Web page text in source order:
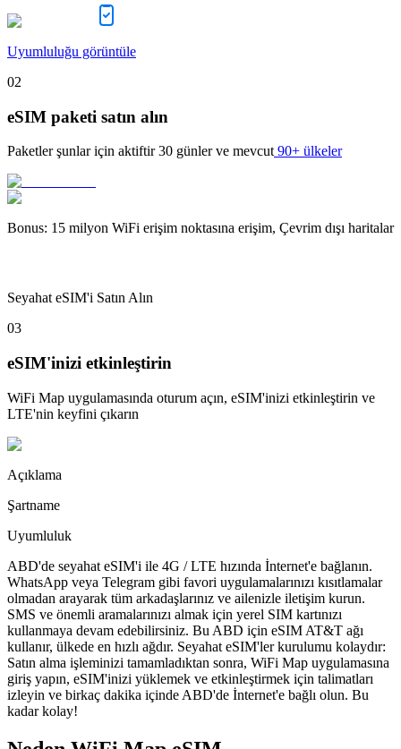
Uyumluluğu görüntüle
02
eSIM paketi satın alın
Paketler şunlar için aktiftir 30 günler ve mevcut 90+ ülkeler
Bonus: 15 milyon WiFi erişim noktasına erişim, Çevrim dışı haritalar
Seyahat eSIM'i Satın Alın
03
eSIM'inizi etkinleştirin
WiFi Map uygulamasında oturum açın, eSIM'inizi etkinleştirin ve
LTE'nin keyfini çıkarın
Açıklama
Şartname
Uyumluluk
ABD'de seyahat eSIM'i ile 4G / LTE hızında İnternet'e bağlanın.
WhatsApp veya Telegram gibi favori uygulamalarınızı kısıtlamalar
olmadan arayarak tüm arkadaşlarınız ve ailenizle iletişim kurun.
SMS ve önemli aramalarınızı almak için yerel SIM kartınızı
kullanmaya devam edebilirsiniz. Bu ABD için eSIM AT&T ağı
kullanır, ülkede en hızlı ağdır. Seyahat eSIM'ler kurulumu kolaydır:
Satın alma işleminizi tamamladıktan sonra, WiFi Map uygulamasına
giriş yapın, eSIM'inizi yüklemek ve etkinleştirmek için talimatları
izleyin ve birkaç dakika içinde ABD'de İnternet'e bağlı olun. Bu
kadar kolay!